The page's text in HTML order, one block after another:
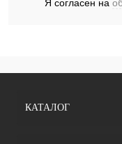
Я согласен на
КАТАЛОГ